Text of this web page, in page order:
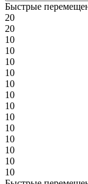
Быстрые
20
20
10
10
10
10
10
10
10
10
10
10
10
10
10